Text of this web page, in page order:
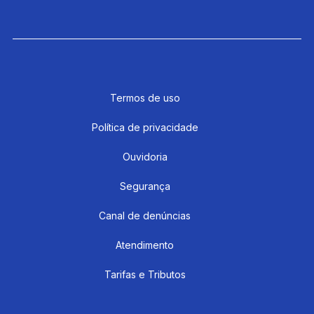
Termos de uso
Política de privacidade
Ouvidoria
Segurança
Canal de denúncias
Atendimento
Tarifas e Tributos